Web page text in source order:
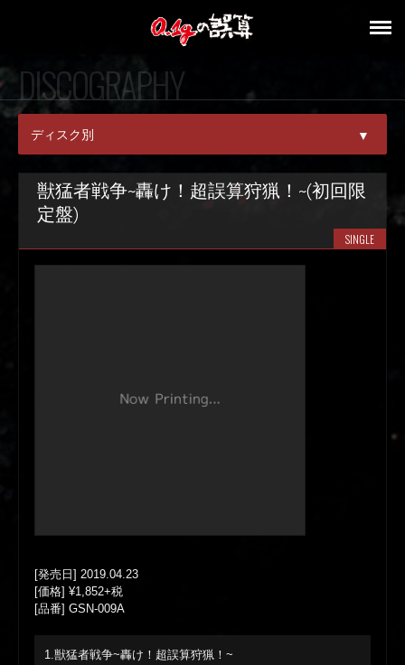
DISCOGRAPHY
ディスク別 ▼
ALL
SINGLE
獣猛者戦争~轟け！超誤算狩猟！~(初回限
定盤)
SINGLE
[発売日] 2019.04.23
[価格] ¥1,852+税
[品番] GSN-009A
1.獣猛者戦争~轟け！超誤算狩猟！~